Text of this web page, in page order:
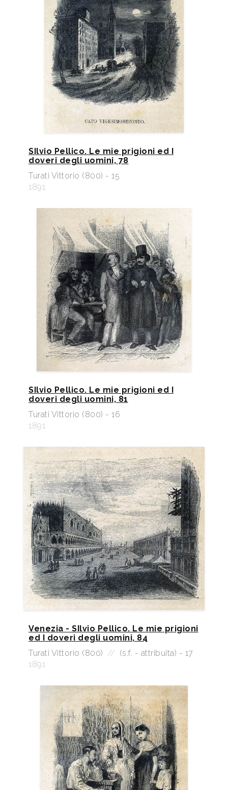
SIlvio Pellico. Le mie prigioni ed I
doveri degli uomini, 78
Turati Vittorio (800) - 15
1891
SIlvio Pellico. Le mie prigioni ed I
doveri degli uomini, 81
Turati Vittorio (800) - 16
1891
Venezia - SIlvio Pellico. Le mie prigioni
ed I doveri degli uomini, 84
Turati Vittorio (800) // (s.f. - attribuita) - 17
1891